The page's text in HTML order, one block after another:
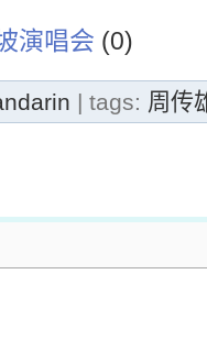
演唱会 (0)
| tags: 周传